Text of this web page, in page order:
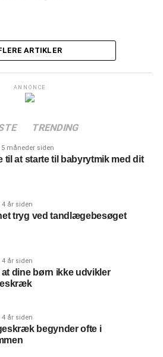
ARTIKLER
ANNONCE
TRENDING
5 måneder siden
til at starte til babyrytmik med dit
4 år siden
tryg ved tandlægebesøget
4 år siden
dine børn ikke udvikler
4 år siden
begynder ofte i